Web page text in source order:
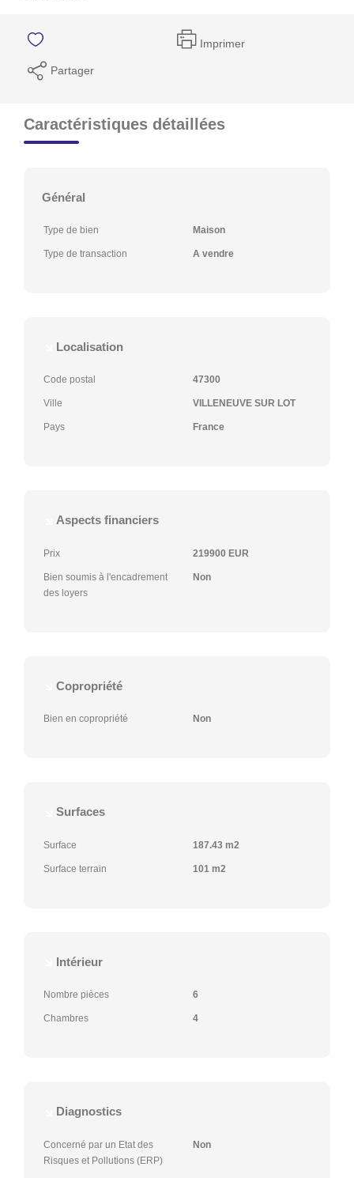
Imprimer
Partager
Caractéristiques détaillées
Général
Type de bien Maison
Type de transaction A vendre
Localisation
Code postal 47300
Ville VILLENEUVE SUR LOT
Pays France
Aspects financiers
Prix 219900 EUR
Bien soumis à l'encadrement
des loyers
Non
Copropriété
Bien en copropriété Non
Surfaces
Surface 187.43 m2
Surface terrain 101 m2
Intérieur
Nombre pièces 6
Chambres 4
Diagnostics
Concerné par un Etat des
Risques et Pollutions (ERP)
Non